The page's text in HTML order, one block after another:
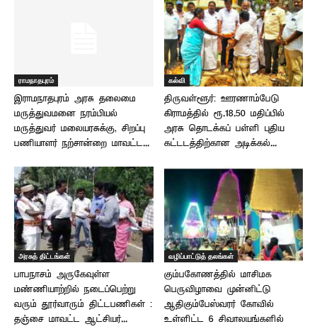
ராமநாதபுரம்
இராமநாதபுரம் அரசு தலைமை
மருத்துவமனை நரம்பியல்
மருத்துவர் மலையரசுக்கு, சிறப்பு
பணியாளர் நற்சான்றை மாவட்ட...
கல்வி
திருவள்ளூர்: ஊரணாம்பேடு
கிராமத்தில் ரூ.18.50 மதிப்பில்
அரசு தொடக்கப் பள்ளி புதிய
கட்டடத்திற்கான அடிக்கல்...
அரசுத் திட்டங்கள்
பாபநாசம் அருகேவுள்ள
மண்ணியாற்றில் நடைப்பெற்று
வரும் தூர்வாரும் திட்டபணிகள் :
தஞ்சை மாவட்ட ஆட்சியர்...
வழிப்பாட்டுத் தலங்கள்
கும்பகோணத்தில் மாசிமக
பெருவிழாவை முன்னிட்டு
ஆதிகும்பேஸ்வரர் கோவில்
உள்ளிட்ட 6 சிவாலயங்களில்